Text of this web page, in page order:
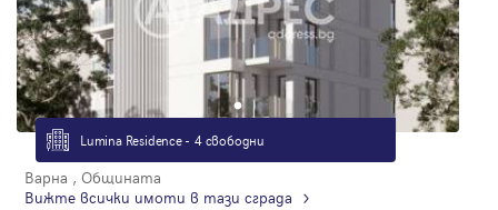
Lumina Residence - 4 свободни
Варна , Общината
Вижте всички имоти в тази сграда